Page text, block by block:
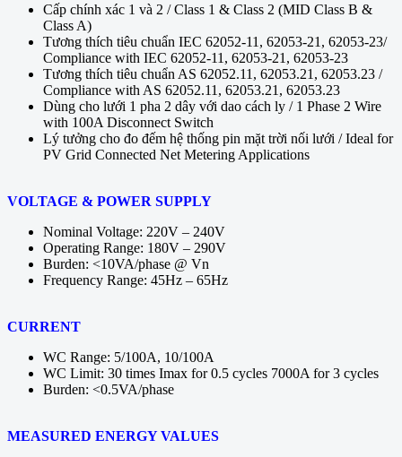
Cấp chính xác 1 và 2 / Class 1 & Class 2 (MID Class B &
Class A)
Tương thích tiêu chuẩn IEC 62052-11, 62053-21, 62053-23/
Compliance with IEC 62052-11, 62053-21, 62053-23
Tương thích tiêu chuẩn AS 62052.11, 62053.21, 62053.23 /
Compliance with AS 62052.11, 62053.21, 62053.23
Dùng cho lưới 1 pha 2 dây với dao cách ly / 1 Phase 2 Wire
with 100A Disconnect Switch
Lý tưởng cho đo đếm hệ thống pin mặt trời nối lưới / Ideal for
PV Grid Connected Net Metering Applications
VOLTAGE & POWER SUPPLY
Nominal Voltage: 220V – 240V
Operating Range: 180V – 290V
Burden: <10VA/phase @ Vn
Frequency Range: 45Hz – 65Hz
CURRENT
WC Range: 5/100A, 10/100A
WC Limit: 30 times Imax for 0.5 cycles 7000A for 3 cycles
Burden: <0.5VA/phase
MEASURED ENERGY VALUES